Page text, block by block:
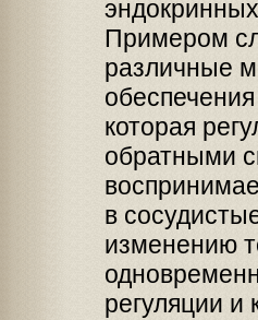
Примером
различные
которая
обратными
в
изменению
регуляции и